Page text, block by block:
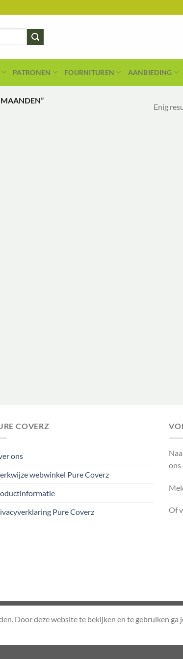
PATRONEN FOURNITUREN AANBIEDING
Enig
COVERZ
ons
webwinkel Pure Coverz
Pure Coverz
ons
Of
Door deze website te bekijken en te gebruiken